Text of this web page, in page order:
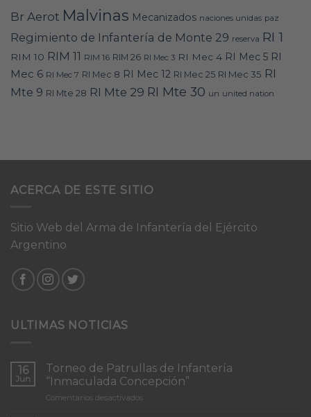
Br Aerot Malvinas Mecanizados naciones unidas paz
Regimiento de Infantería de Monte 29 reserva RI 1
RIM 10 RIM 11 RIM 16 RIM 26 RI Mec 3 RI Mec 4 RI Mec 5 RI
Mec 6 RI Mec 7 RI Mec 8 RI Mec 12 RI Mec 25 RI Mec 35 RI
Mte 9 RI Mte 28 RI Mte 29 RI Mte 30 un united nation
ACERCA DE ESTE SITIO
Sitio Web del Arma de Infantería del Ejército
Argentino
ULTIMAS NOTICIAS
16
Jun
Torneo de Patrullas de Infantería
“Inmaculada Concepción”
Comentarios desactivados